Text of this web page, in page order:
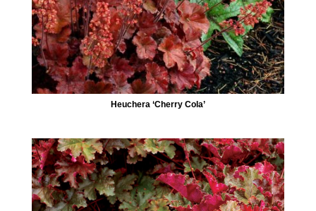
Heuchera ‘Cherry Cola’